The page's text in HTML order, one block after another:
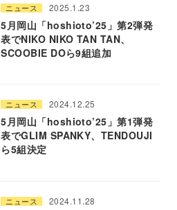
ニュース 2025.1.23
5月岡山「hoshioto’25」第2弾発
表でNIKO NIKO TAN TAN、
SCOOBIE DOら9組追加
ニュース 2024.12.25
5月岡山「hoshioto’25」第1弾発
表でGLIM SPANKY、TENDOUJI
ら5組決定
ニュース 2024.11.28